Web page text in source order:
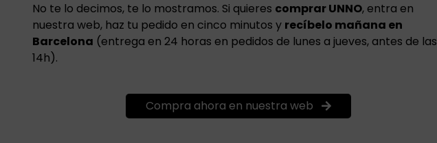
No te lo decimos, te lo mostramos. Si quieres comprar UNNO, entra en
nuestra web, haz tu pedido en cinco minutos y recíbelo mañana en
Barcelona (entrega en 24 horas en pedidos de lunes a jueves, antes de las
14h).
Compra ahora en nuestra web